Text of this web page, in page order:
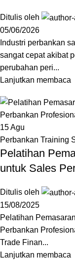
Ditulis oleh
05/06/2026
Industri perbankan
sangat cepat akibat
perubahan peri...
Lanjutkan membaca
15Agu
Perbankan Training
Pelatihan
untuk Sales
Ditulis oleh
15/08/2025
Pelatihan
Perbankan
Trade Finan...
Lanjutkan membaca